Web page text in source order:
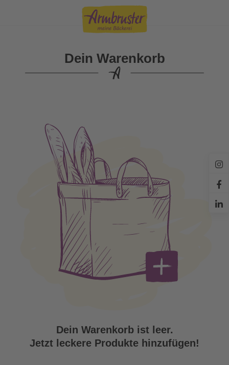
Dein Warenkorb
Dein Warenkorb ist leer.
Jetzt leckere Produkte hinzufügen!